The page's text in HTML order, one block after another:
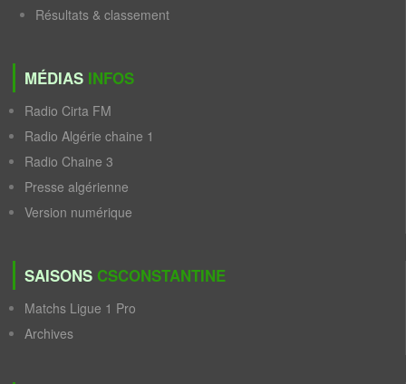
Résultats & classement
MÉDIAS INFOS
Radio Cirta FM
Radio Algérie chaine 1
Radio Chaine 3
Presse algérienne
Version numérique
SAISONS CSCONSTANTINE
Matchs Ligue 1 Pro
Archives